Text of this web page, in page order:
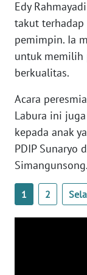
Edy
takut
pemimpin. Ia
untuk memilih
berkualitas.
Acara
Labura ini
kepada anak
PDIP Sunaryo
Simangunsong.
1 2
KALTARA
WN
KALSEL
KALTIM
WN
SULSEL
WN
GORONTALO